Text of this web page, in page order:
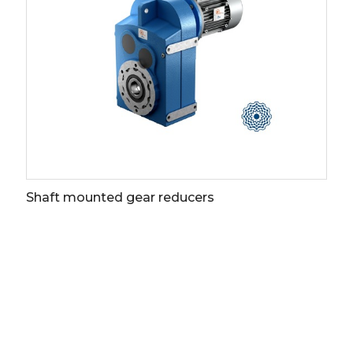
Electronics - E Series
Shaft mounted gear reducers
More info
Download